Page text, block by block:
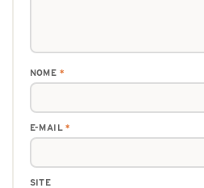
NOME *
E-MAIL*
SITE